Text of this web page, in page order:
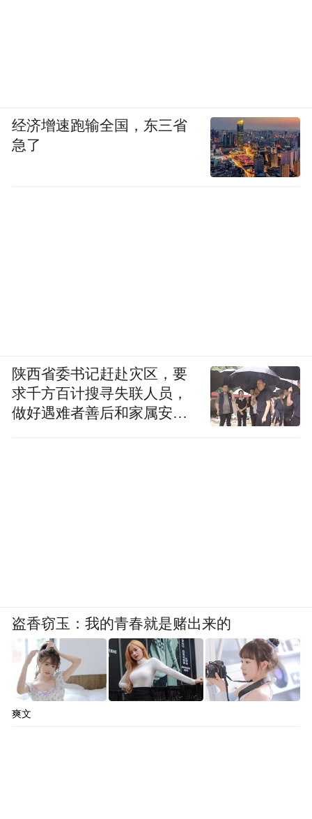
经济增速跑输全国，东三省
急了
陕西省委书记赶赴灾区，要
求千方百计搜寻失联人员，
做好遇难者善后和家属安抚
盗香窃玉：我的青春就是赌出来的
爽文